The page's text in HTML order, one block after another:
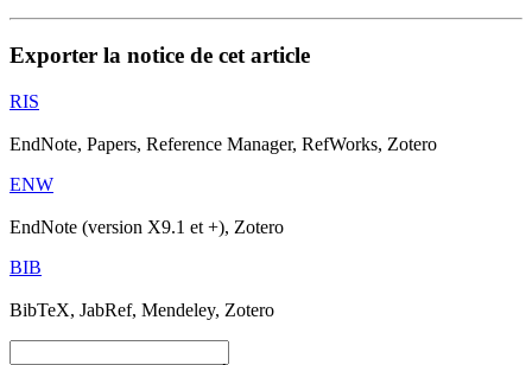
Exporter la notice de cet article
RIS
EndNote, Papers, Reference Manager, RefWorks, Zotero
ENW
EndNote (version X9.1 et +), Zotero
BIB
BibTeX, JabRef, Mendeley, Zotero